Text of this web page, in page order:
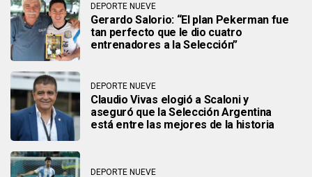
DEPORTE NUEVE
Gerardo Salorio: “El plan Pekerman fue
tan perfecto que le dio cuatro
entrenadores a la Selección”
DEPORTE NUEVE
Claudio Vivas elogió a Scaloni y
aseguró que la Selección Argentina
está entre las mejores de la historia
DEPORTE NUEVE